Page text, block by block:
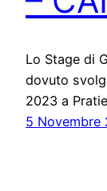
Lo Stage di
dovuto
2023 a
5 Novembre